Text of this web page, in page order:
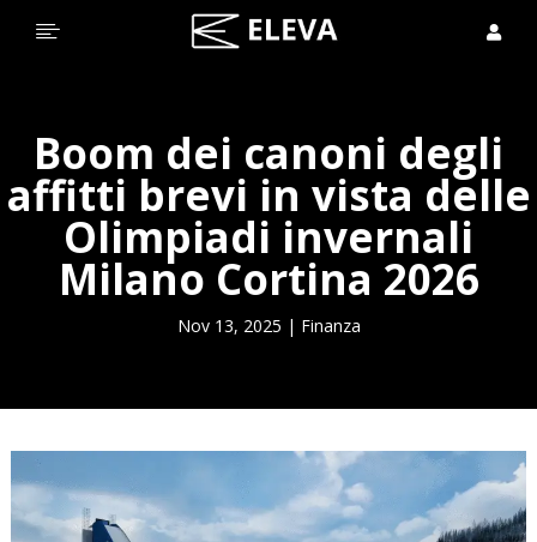
 
Boom dei canoni degli
affitti brevi in vista delle
Olimpiadi invernali
Milano Cortina 2026
Nov 13, 2025 | Finanza